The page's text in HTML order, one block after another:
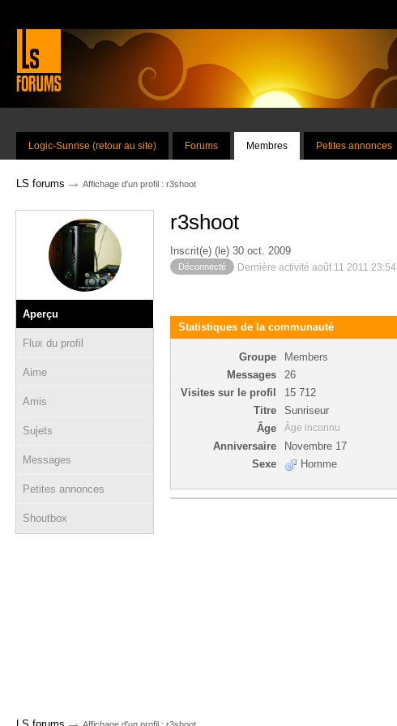
Logic-Sunrise (retour au site) Forums Membres Petites annonces
LS forums → Affichage d'un profil : r3shoot
Aperçu
Flux du profil
Aime
Amis
Sujets
Messages
Petites annonces
Shoutbox
r3shoot
Inscrit(e) (le) 30 oct. 2009
Déconnecté Dernière activité août 11 2011 23:54
Statistiques de la communauté
Groupe
Members
Messages
26
Visites sur le profil
15 712
Titre
Sunriseur
Âge
Âge inconnu
Anniversaire
Novembre 17
Sexe
Homme